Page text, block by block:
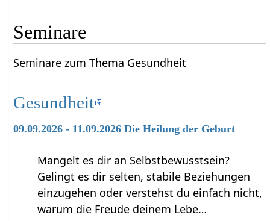
Seminare
Seminare zum Thema Gesundheit
Gesundheit
09.09.2026 - 11.09.2026 Die Heilung der Geburt
Mangelt es dir an Selbstbewusstsein?
Gelingt es dir selten, stabile Beziehungen
einzugehen oder verstehst du einfach nicht,
warum die Freude deinem Lebe…